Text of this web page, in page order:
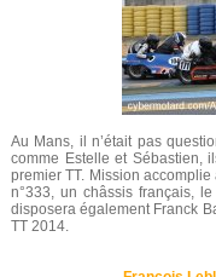
Au Mans, il n’était pas
comme Estelle et Sébastien,
premier TT. Mission
n°333, un châssis français,
disposera également Franck
TT 2014.